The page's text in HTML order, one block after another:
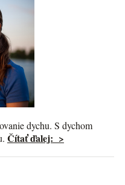
dychu. S dychom
Čítať ďalej: >